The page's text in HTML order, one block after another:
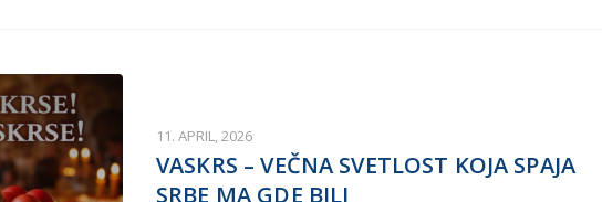
11. APRIL, 2026
VASKRS – VEČNA SVETLOST KOJA SPAJA
SRBE MA GDE BILI